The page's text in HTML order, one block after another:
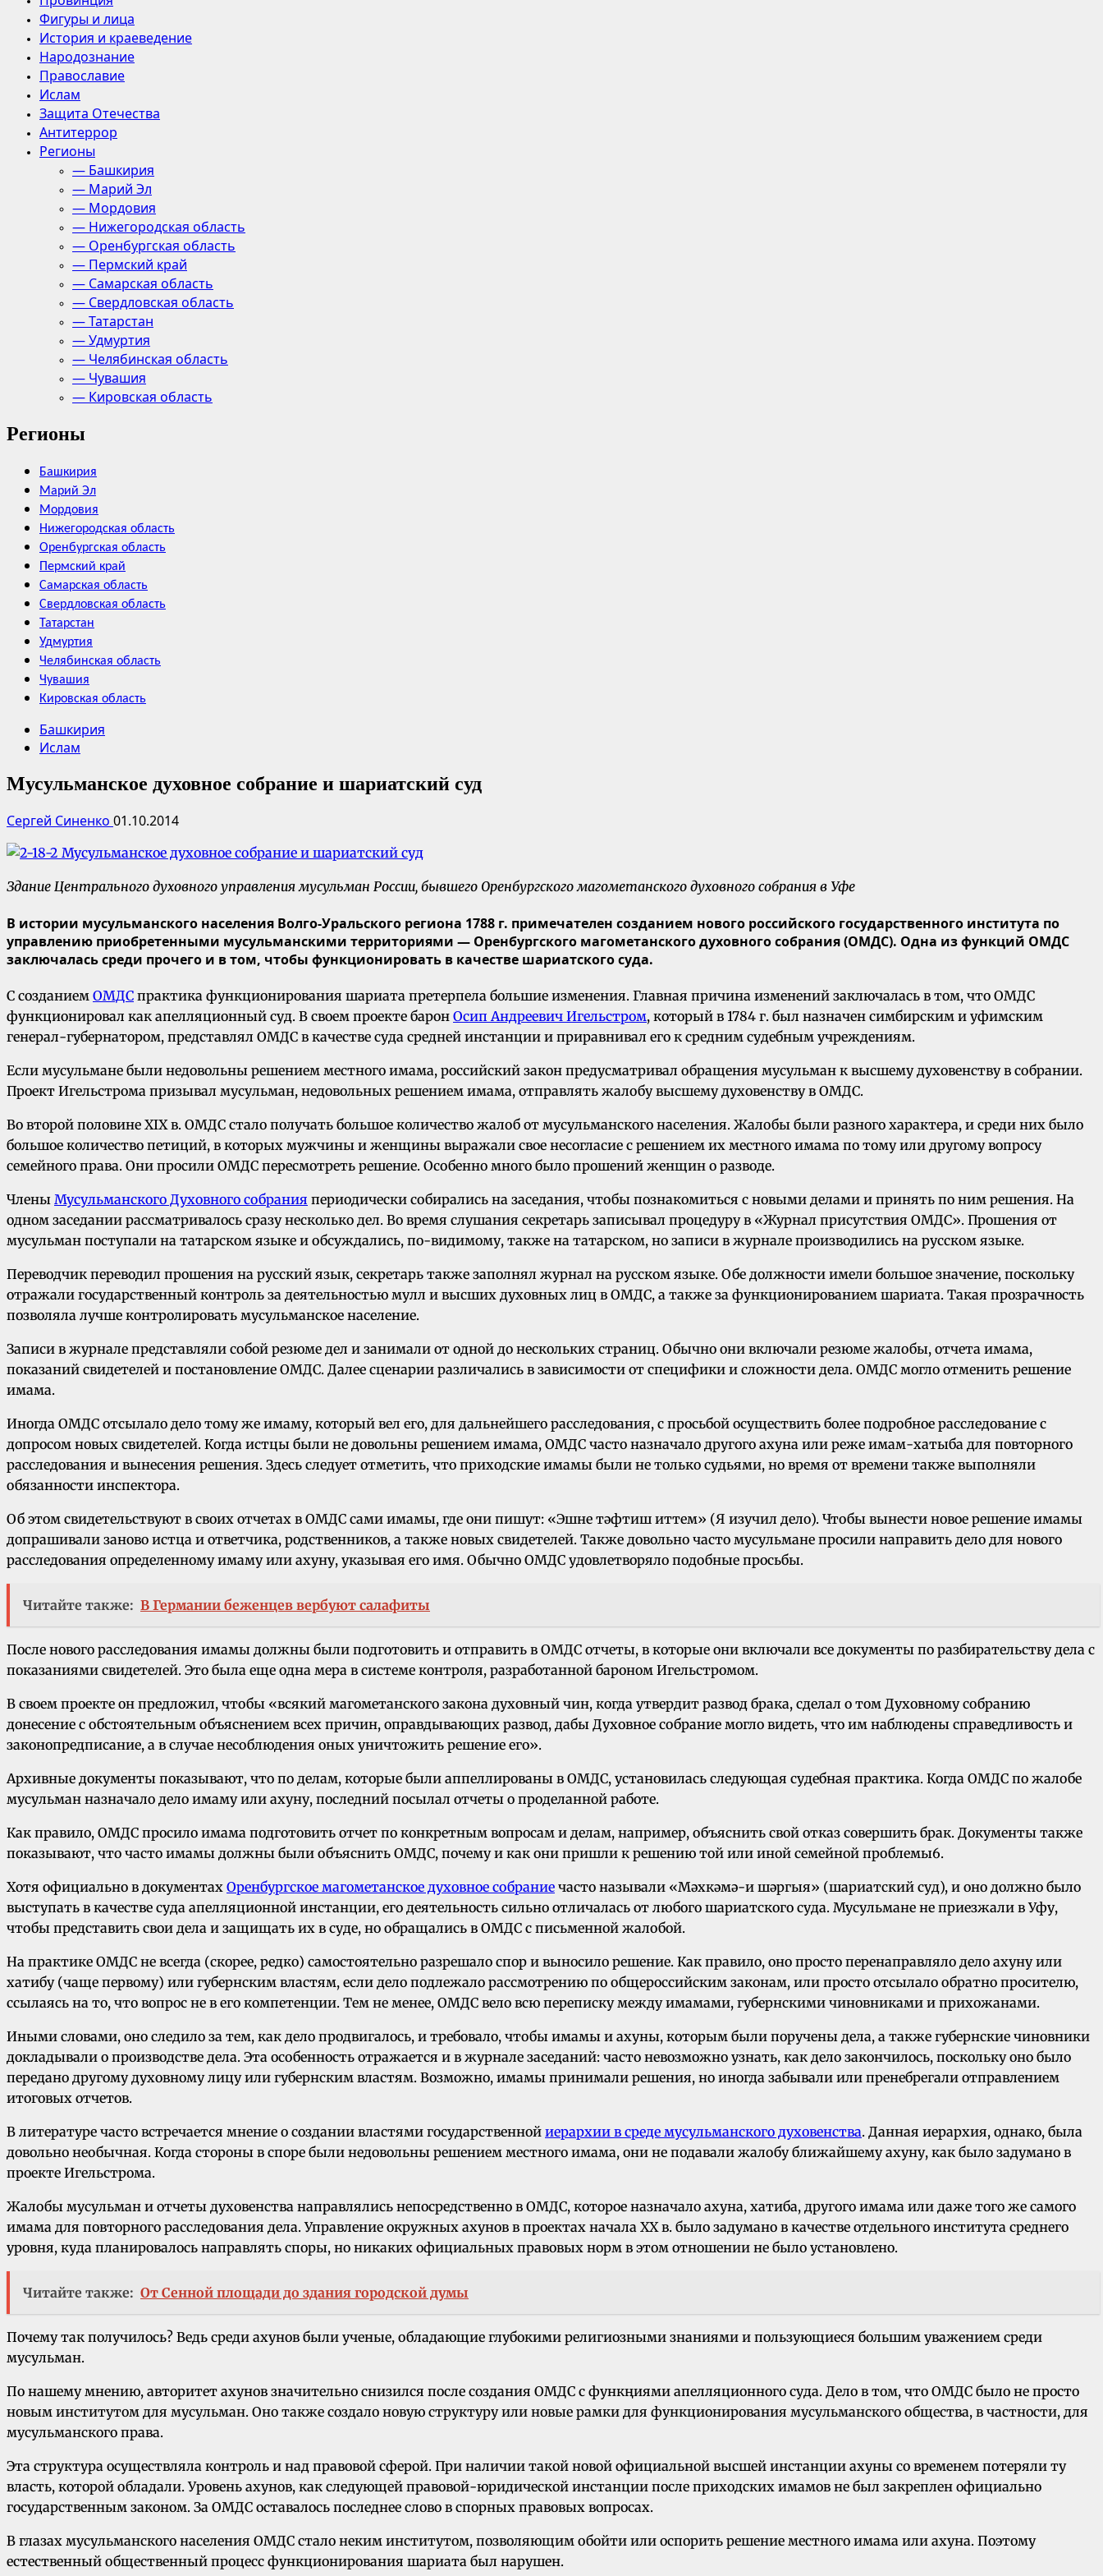
Фигуры и лица
История и краеведение
Народознание
Православие
Ислам
Защита Отечества
Антитеррор
Регионы
— Башкирия
— Марий Эл
— Мордовия
— Нижегородская область
— Оренбургская область
— Пермский край
— Самарская область
— Свердловская область
— Татарстан
— Удмуртия
— Челябинская область
— Чувашия
— Кировская область
Регионы
Башкирия
Марий Эл
Мордовия
Нижегородская область
Оренбургская область
Пермский край
Самарская область
Свердловская область
Татарстан
Удмуртия
Челябинская область
Чувашия
Кировская область
Башкирия
Ислам
Мусульманское духовное собрание и шариатский суд
Сергей Синенко 01.10.2014
Здание Центрального духовного управления мусульман России, бывшего Оренбургского магометанского духовного собрания в Уфе
В истории мусульманского населения Волго-Уральского региона 1788 г. примечателен созданием нового российского государственного института по
управлению приобретенными мусульманскими территориями — Оренбургского магометанского духовного собрания (ОМДС). Одна из функций ОМДС
заключалась среди прочего и в том, чтобы функционировать в качестве шариатского суда.
С созданием ОМДС практика функционирования шариата претерпела большие изменения. Главная причина изменений заключалась в том, что ОМДС
функционировал как апелляционный суд. В своем проекте барон Осип Андреевич Игельстром, который в 1784 г. был назначен симбирским и уфимским
генерал-губернатором, представлял ОМДС в качестве суда средней инстанции и приравнивал его к средним судебным учреждениям.
Если мусульмане были недовольны решением местного имама, российский закон предусматривал обращения мусульман к высшему духовенству в собрании.
Проект Игельстрома призывал мусульман, недовольных решением имама, отправлять жалобу высшему духовенству в ОМДС.
Во второй половине XIX в. ОМДС стало получать большое количество жалоб от мусульманского населения. Жалобы были разного характера, и среди них было
большое количество петиций, в которых мужчины и женщины выражали свое несогласие с решением их местного имама по тому или другому вопросу
семейного права. Они просили ОМДС пересмотреть решение. Особенно много было прошений женщин о разводе.
Члены Мусульманского Духовного собрания периодически собирались на заседания, чтобы познакомиться с новыми делами и принять по ним решения. На
одном заседании рассматривалось сразу несколько дел. Во время слушания секретарь записывал процедуру в «Журнал присутствия ОМДС». Прошения от
мусульман поступали на татарском языке и обсуждались, по-видимому, также на татарском, но записи в журнале производились на русском языке.
Переводчик переводил прошения на русский язык, секретарь также заполнял журнал на русском языке. Обе должности имели большое значение, поскольку
отражали государственный контроль за деятельностью мулл и высших духовных лиц в ОМДС, а также за функционированием шариата. Такая прозрачность
позволяла лучше контролировать мусульманское население.
Записи в журнале представляли собой резюме дел и занимали от одной до нескольких страниц. Обычно они включали резюме жалобы, отчета имама,
показаний свидетелей и постановление ОМДС. Далее сценарии различались в зависимости от специфики и сложности дела. ОМДС могло отменить решение
имама.
Иногда ОМДС отсылало дело тому же имаму, который вел его, для дальнейшего расследования, с просьбой осуществить более подробное расследование с
допросом новых свидетелей. Когда истцы были не довольны решением имама, ОМДС часто назначало другого ахуна или реже имам-хатыба для повторного
расследования и вынесения решения. Здесь следует отметить, что приходские имамы были не только судьями, но время от времени также выполняли
обязанности инспектора.
Об этом свидетельствуют в своих отчетах в ОМДС сами имамы, где они пишут: «Эшне тәфтиш иттем» (Я изучил дело). Чтобы вынести новое решение имамы
допрашивали заново истца и ответчика, родственников, а также новых свидетелей. Также довольно часто мусульмане просили направить дело для нового
расследования определенному имаму или ахуну, указывая его имя. Обычно ОМДС удовлетворяло подобные просьбы.
Читайте также: В Германии беженцев вербуют салафиты
После нового расследования имамы должны были подготовить и отправить в ОМДС отчеты, в которые они включали все документы по разбирательству дела с
показаниями свидетелей. Это была еще одна мера в системе контроля, разработанной бароном Игельстромом.
В своем проекте он предложил, чтобы «всякий магометанского закона духовный чин, когда утвердит развод брака, сделал о том Духовному собранию
донесение с обстоятельным объяснением всех причин, оправдывающих развод, дабы Духовное собрание могло видеть, что им наблюдены справедливость и
законопредписание, а в случае несоблюдения оных уничтожить решение его».
Архивные документы показывают, что по делам, которые были аппеллированы в ОМДС, установилась следующая судебная практика. Когда ОМДС по жалобе
мусульман назначало дело имаму или ахуну, последний посылал отчеты о проделанной работе.
Как правило, ОМДС просило имама подготовить отчет по конкретным вопросам и делам, например, объяснить свой отказ совершить брак. Документы также
показывают, что часто имамы должны были объяснить ОМДС, почему и как они пришли к решению той или иной семейной проблемы6.
Хотя официально в документах Оренбургское магометанское духовное собрание часто называли «Мәхкәмә-и шәргыя» (шариатский суд), и оно должно было
выступать в качестве суда апелляционной инстанции, его деятельность сильно отличалась от любого шариатского суда. Мусульмане не приезжали в Уфу,
чтобы представить свои дела и защищать их в суде, но обращались в ОМДС с письменной жалобой.
На практике ОМДС не всегда (скорее, редко) самостоятельно разрешало спор и выносило решение. Как правило, оно просто перенаправляло дело ахуну или
хатибу (чаще первому) или губернским властям, если дело подлежало рассмотрению по общероссийским законам, или просто отсылало обратно просителю,
ссылаясь на то, что вопрос не в его компетенции. Тем не менее, ОМДС вело всю переписку между имамами, губернскими чиновниками и прихожанами.
Иными словами, оно следило за тем, как дело продвигалось, и требовало, чтобы имамы и ахуны, которым были поручены дела, а также губернские чиновники
докладывали о производстве дела. Эта особенность отражается и в журнале заседаний: часто невозможно узнать, как дело закончилось, поскольку оно было
передано другому духовному лицу или губернским властям. Возможно, имамы принимали решения, но иногда забывали или пренебрегали отправлением
итоговых отчетов.
В литературе часто встречается мнение о создании властями государственной иерархии в среде мусульманского духовенства. Данная иерархия, однако, была
довольно необычная. Когда стороны в споре были недовольны решением местного имама, они не подавали жалобу ближайшему ахуну, как было задумано в
проекте Игельстрома.
Жалобы мусульман и отчеты духовенства направлялись непосредственно в ОМДС, которое назначало ахуна, хатиба, другого имама или даже того же самого
имама для повторного расследования дела. Управление окружных ахунов в проектах начала ХХ в. было задумано в качестве отдельного института среднего
уровня, куда планировалось направлять споры, но никаких официальных правовых норм в этом отношении не было установлено.
Читайте также: От Сенной площади до здания городской думы
Почему так получилось? Ведь среди ахунов были ученые, обладающие глубокими религиозными знаниями и пользующиеся большим уважением среди
мусульман.
По нашему мнению, авторитет ахунов значительно снизился после создания ОМДС с функңиями апелляционного суда. Дело в том, что ОМДС было не просто
новым институтом для мусульман. Оно также создало новую структуру или новые рамки для функционирования мусульманского общества, в частности, для
мусульманского права.
Эта структура осуществляла контроль и над правовой сферой. При наличии такой новой официальной высшей инстанции ахуны со временем потеряли ту
власть, которой обладали. Уровень ахунов, как следующей правовой-юридической инстанции после приходских имамов не был закреплен официально
государственным законом. За ОМДС оставалось последнее слово в спорных правовых вопросах.
В глазах мусульманского населения ОМДС стало неким институтом, позволяющим обойти или оспорить решение местного имама или ахуна. Поэтому
естественный общественный процесс функционирования шариата был нарушен.